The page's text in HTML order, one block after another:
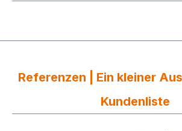
Referenzen | Ein kleiner
Kundenliste